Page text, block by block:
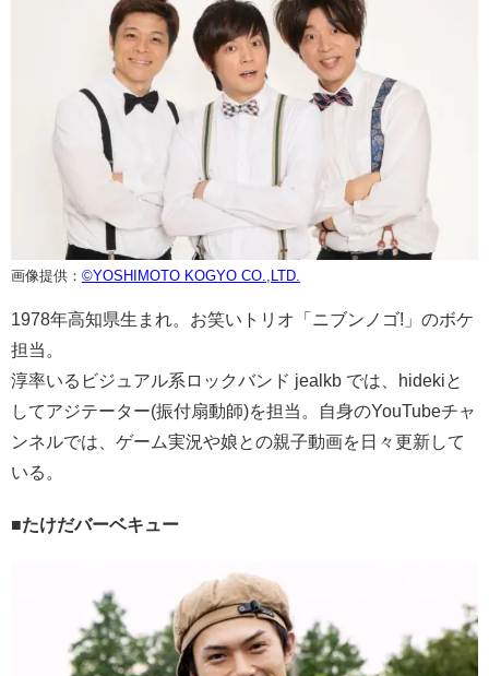
画像提供： ©YOSHIMOTO KOGYO CO.,LTD.
1978年高知県生まれ。お笑いトリオ「ニブンノゴ!」のボケ
担当。
淳率いるビジュアル系ロックバンド jealkb では、hidekiと
してアジテーター(振付扇動師)を担当。自身のYouTubeチャ
ンネルでは、ゲーム実況や娘との親子動画を日々更新して
いる。
■たけだバーベキュー